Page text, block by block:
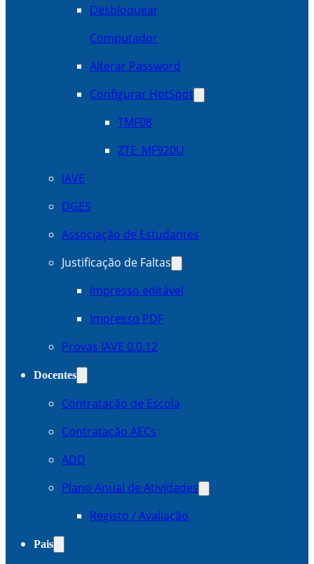
Desbloquear
Computador
Alterar Password
Configurar HotSpot
TMF08
ZTE_MF920U
IAVE
DGES
Associação de Estudantes
Justificação de Faltas
Impresso editável
Impresso PDF
Provas IAVE 0.0.12
Docentes
Contratação de Escola
Contratação AECs
ADD
Plano Anual de Atividades
Registo / Avaliação
Pais